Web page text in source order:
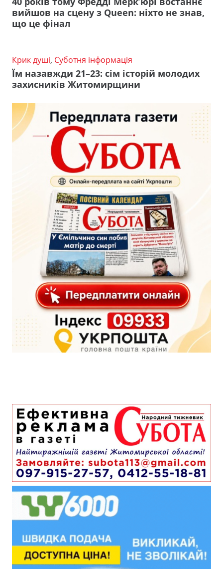
вийшов на сцену з Queen: ніхто не знав,
що це фінал
Крик душі, Суботня інформація
Їм назавжди 21–23: сім історій молодих
захисників Житомирщини